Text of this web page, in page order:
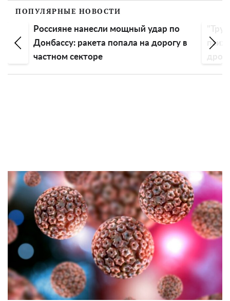
ПОПУЛЯРНЫЕ НОВОСТИ
Россияне нанесли мощный удар по
Донбассу: ракета попала на дорогу в
частном секторе